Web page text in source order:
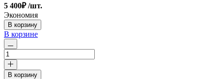
5 400₽/шт.
Экономия
В корзину
В корзине
В корзину